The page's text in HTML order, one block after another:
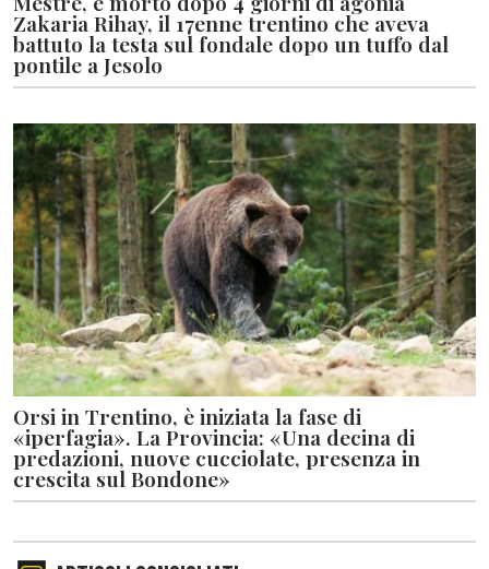
Zakaria Rihay, il 17enne trentino che aveva
battuto la testa sul fondale dopo un tuffo dal
pontile a Jesolo
Orsi in Trentino, è iniziata la fase di
«iperfagia». La Provincia: «Una decina di
predazioni, nuove cucciolate, presenza in
crescita sul Bondone»